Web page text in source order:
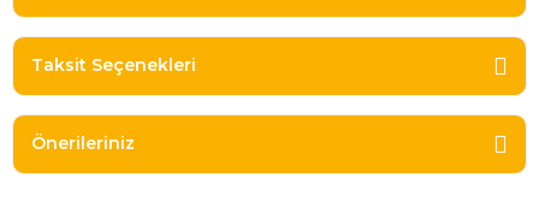
Taksit Seçenekleri
Önerileriniz